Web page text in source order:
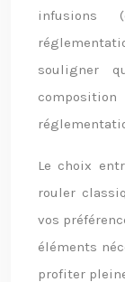
infusions
souligner
Le choix
rouler
vos
éléments
profiter